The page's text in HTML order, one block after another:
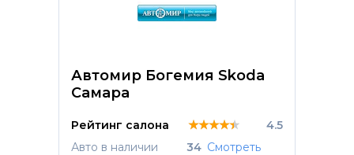
Автомир Богемия Skoda
Самара
Рейтинг салона ★★★★★
★★★★★
★★★★★
4.5
Авто в наличии
34 Смотреть